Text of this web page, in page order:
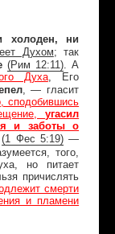
холоден, ни
Духом; так
(Рим 12:11). А
Духа,
Его
, — гласит
сподобившись
угасил
и заботы о
(1 Фес 5:19)—
того,
но питает
причислять
смерти
и пламени